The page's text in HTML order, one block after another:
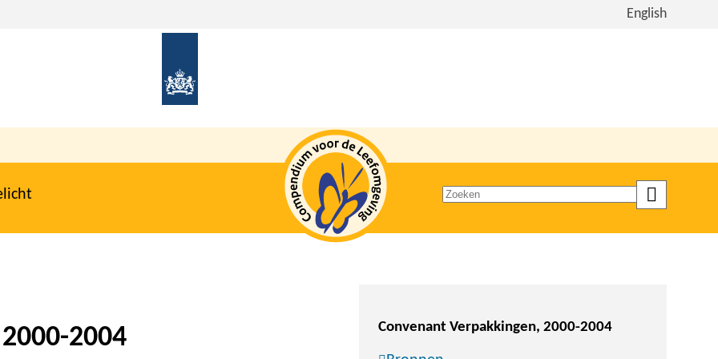
Bekijk
English
Zoeken
2004 Convenant Verpakkingen, 2000-2004